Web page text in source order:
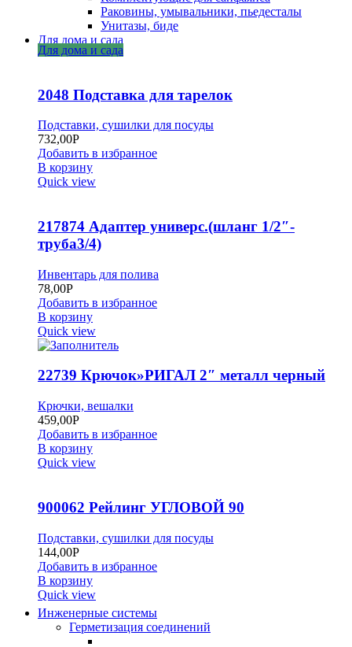
Раковины, умывальники, пьедесталы
Унитазы, биде
Для дома и сада
Для дома и сада
2048 Подставка для тарелок
Подставки, сушилки для посуды
732,00Р
Добавить в избранное
В корзину
Quick view
217874 Адаптер универс.(шланг 1/2″-
труба3/4)
Инвентарь для полива
78,00Р
Добавить в избранное
В корзину
Quick view
22739 Крючок»РИГАЛ 2″ металл черный
Крючки, вешалки
459,00Р
Добавить в избранное
В корзину
Quick view
900062 Рейлинг УГЛОВОЙ 90
Подставки, сушилки для посуды
144,00Р
Добавить в избранное
В корзину
Quick view
Инженерные системы
Герметизация соединений